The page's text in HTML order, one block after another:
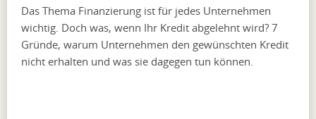
Das Thema Finanzierung ist für jedes Unternehmen
wichtig. Doch was, wenn Ihr Kredit abgelehnt wird? 7
Gründe, warum Unternehmen den gewünschten Kredit
nicht erhalten und was sie dagegen tun können.